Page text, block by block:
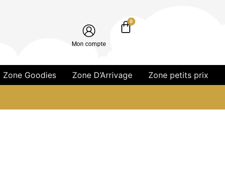
Mon compte
0
Zone Goodies Zone D’Arrivage Zone petits prix